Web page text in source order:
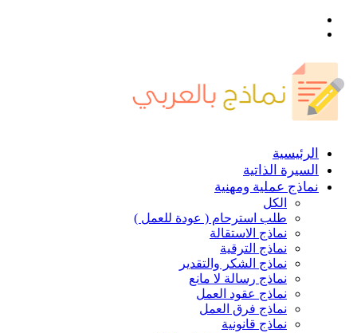
الرئيسية
السيرة الذاتية
نماذج عملية ومهنية
الكل
طلب استرحام ( عودة للعمل )
نماذج الاستقالة
نماذج الترقية
نماذج الشكر والتقدير
نماذج رسالة لا مانع
نماذج عقود العمل
نماذج فرق العمل
نماذج قانونية